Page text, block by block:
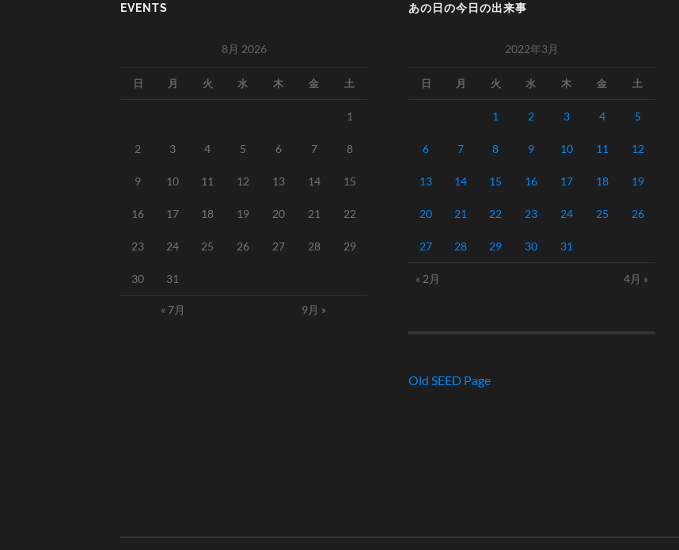
EVENTS
8月 2026
日 月 火 水 木 金 土
1
2 3 4 5 6 7 8
9 10 11 12 13 14 15
16 17 18 19 20 21 22
23 24 25 26 27 28 29
30 31
« 7月 9月 »
あの日の今日の出来事
2022年3月
日 月 火 水 木 金 土
1 2 3 4 5
6 7 8 9 10 11 12
13 14 15 16 17 18 19
20 21 22 23 24 25 26
27 28 29 30 31
« 2月 4月 »
Old SEED Page